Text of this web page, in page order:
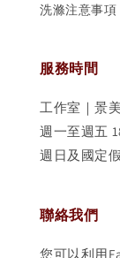
洗滌注意事項
服務時間
工作室｜景
週一至週五
週日及國定
聯絡我們
您可以利用